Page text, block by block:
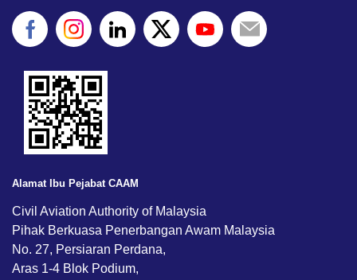
Alamat Ibu Pejabat CAAM
Civil Aviation Authority of Malaysia
Pihak Berkuasa Penerbangan Awam Malaysia
No. 27, Persiaran Perdana,
Aras 1-4 Blok Podium,